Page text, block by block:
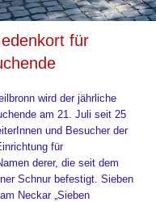
für
wird der jährliche
am 21. Juli seit 25
und Besucher der
für
derer, die seit dem
Schnur befestigt. Sieben
Neckar „Sieben